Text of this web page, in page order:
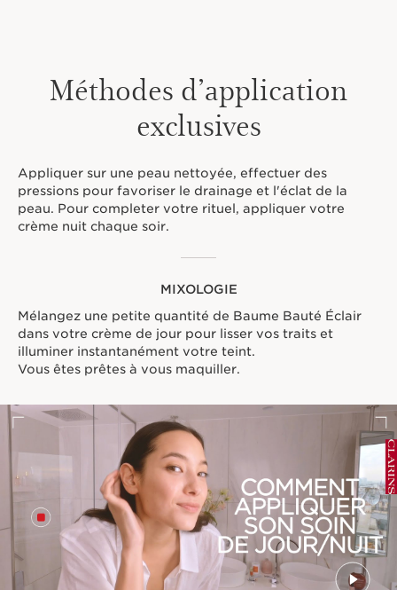
Méthodes d’application
exclusives
Appliquer sur une peau nettoyée, effectuer des
pressions pour favoriser le drainage et l'éclat de la
peau. Pour completer votre rituel, appliquer votre
crème nuit chaque soir.
MIXOLOGIE
Mélangez une petite quantité de Baume Bauté Éclair
dans votre crème de jour pour lisser vos traits et
illuminer instantanément votre teint.
Vous êtes prêtes à vous maquiller.